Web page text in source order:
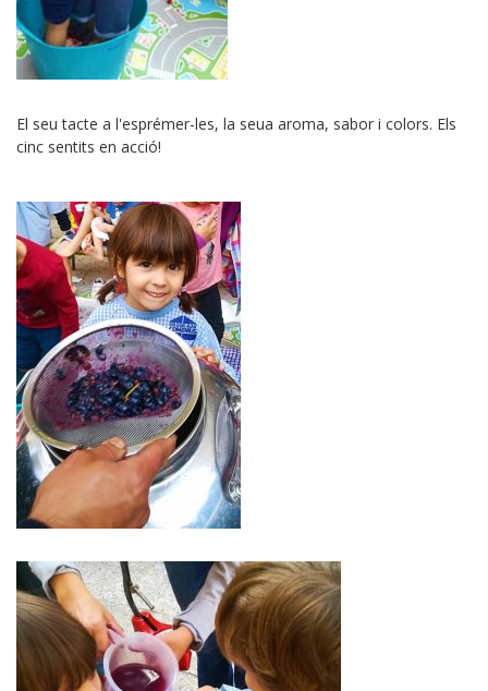
El seu tacte a l'esprémer-les, la seua aroma, sabor i colors. Els
cinc sentits en acció!